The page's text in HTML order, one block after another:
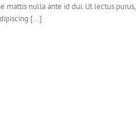
mattis nulla ante id dui. Ut lectus purus,
[...]